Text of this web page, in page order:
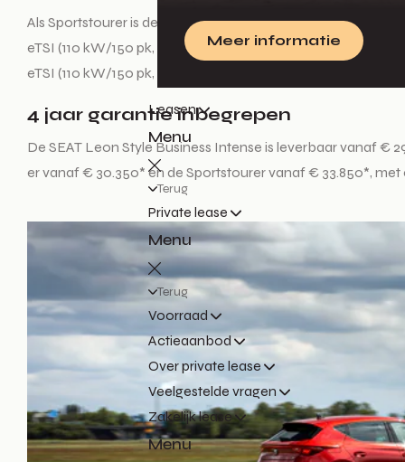
Meer informatie
Leasen
Menu
Terug
Private lease
Menu
Terug
Voorraad
Actieaanbod
Over private lease
Veelgestelde vragen
Zakelijk lease
Menu
Als Sportstourer is de Leon Style Business Intense is er met
eTSI (110 kW/150 pk, automatische zeventraps DSG-
eTSI (110 kW/150 pk, 7-DSG) en de 2.0 TDI (110 kW/150 pk, 7-
4 jaar garantie inbegrepen
De SEAT Leon Style Business Intense is leverbaar vanaf €
er vanaf € 30.350* en de Sportstourer vanaf € 33.850*,